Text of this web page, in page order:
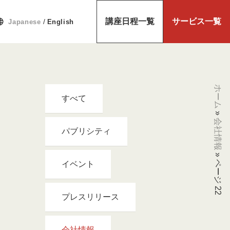
Japanese / English 講座日程一覧 サービス一覧
ホーム
»
会社情報
»
ページ 22
すべて
パブリシティ
イベント
プレスリリース